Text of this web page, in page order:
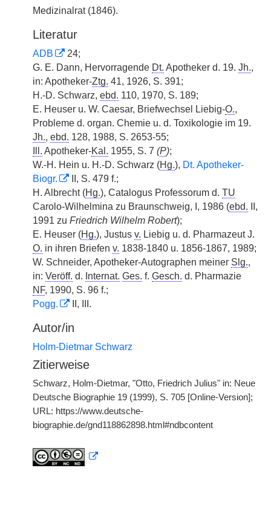
Medizinalrat (1846).
Literatur
ADB
24;
G. E. Dann, Hervorragende Dt. Apotheker d. 19. Jh.,
in: Apotheker-Ztg. 41, 1926, S. 391;
H.-D. Schwarz, ebd. 110, 1970, S. 189;
E. Heuser u. W. Caesar, Briefwechsel Liebig-O.,
Probleme d. organ. Chemie u. d. Toxikologie im 19.
Jh., ebd. 128, 1988, S. 2653-55;
Ill. Apotheker-Kal. 1955, S. 7 (P);
W.-H. Hein u. H.-D. Schwarz (Hg.), Dt. Apotheker-
Biogr.
II, S. 479 f.;
H. Albrecht (Hg.), Catalogus Professorum d. TU
Carolo-Wilhelmina zu Braunschweig, I, 1986 (ebd. II,
1991 zu Friedrich Wilhelm Robert);
E. Heuser (Hg.), Justus v. Liebig u. d. Pharmazeut J.
O. in ihren Briefen v. 1838-1840 u. 1856-1867, 1989;
W. Schneider, Apotheker-Autographen meiner Slg.,
in: Veröff. d. Internat. Ges. f. Gesch. d. Pharmazie
NF, 1990, S. 96 f.;
Pogg.
II, III.
Autor/in
Holm-Dietmar Schwarz
Zitierweise
Schwarz, Holm-Dietmar, "Otto, Friedrich Julius" in: Neue
Deutsche Biographie 19 (1999), S. 705 [Online-Version];
URL: https://www.deutsche-
biographie.de/gnd118862898.html#ndbcontent